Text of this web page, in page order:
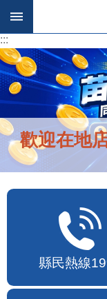
跳到主要內容區塊
:::
:::
歡迎在地
縣民熱線